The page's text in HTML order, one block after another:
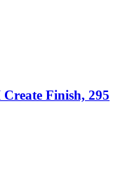
Create Finish, 295